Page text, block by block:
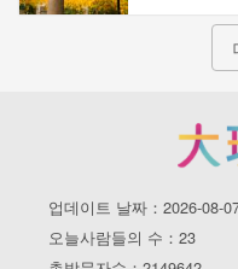
업데이트 날짜：2026-08-
오늘사람들의 수：23